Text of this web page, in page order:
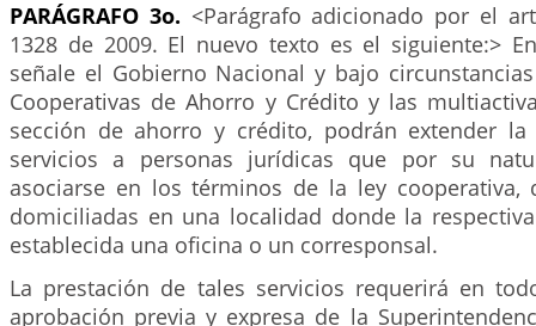
PARÁGRAFO 3o. <Parágrafo adicionado por el
1328 de 2009. El nuevo texto es el siguiente:>
señale el Gobierno Nacional y bajo
Cooperativas de Ahorro y Crédito y las
sección de ahorro y crédito, podrán extender
servicios a personas jurídicas que por su
asociarse en los términos de la ley cooperativa,
domiciliadas en una localidad donde la
establecida una oficina o un corresponsal.
La prestación de tales servicios requerirá en
aprobación previa y expresa de la